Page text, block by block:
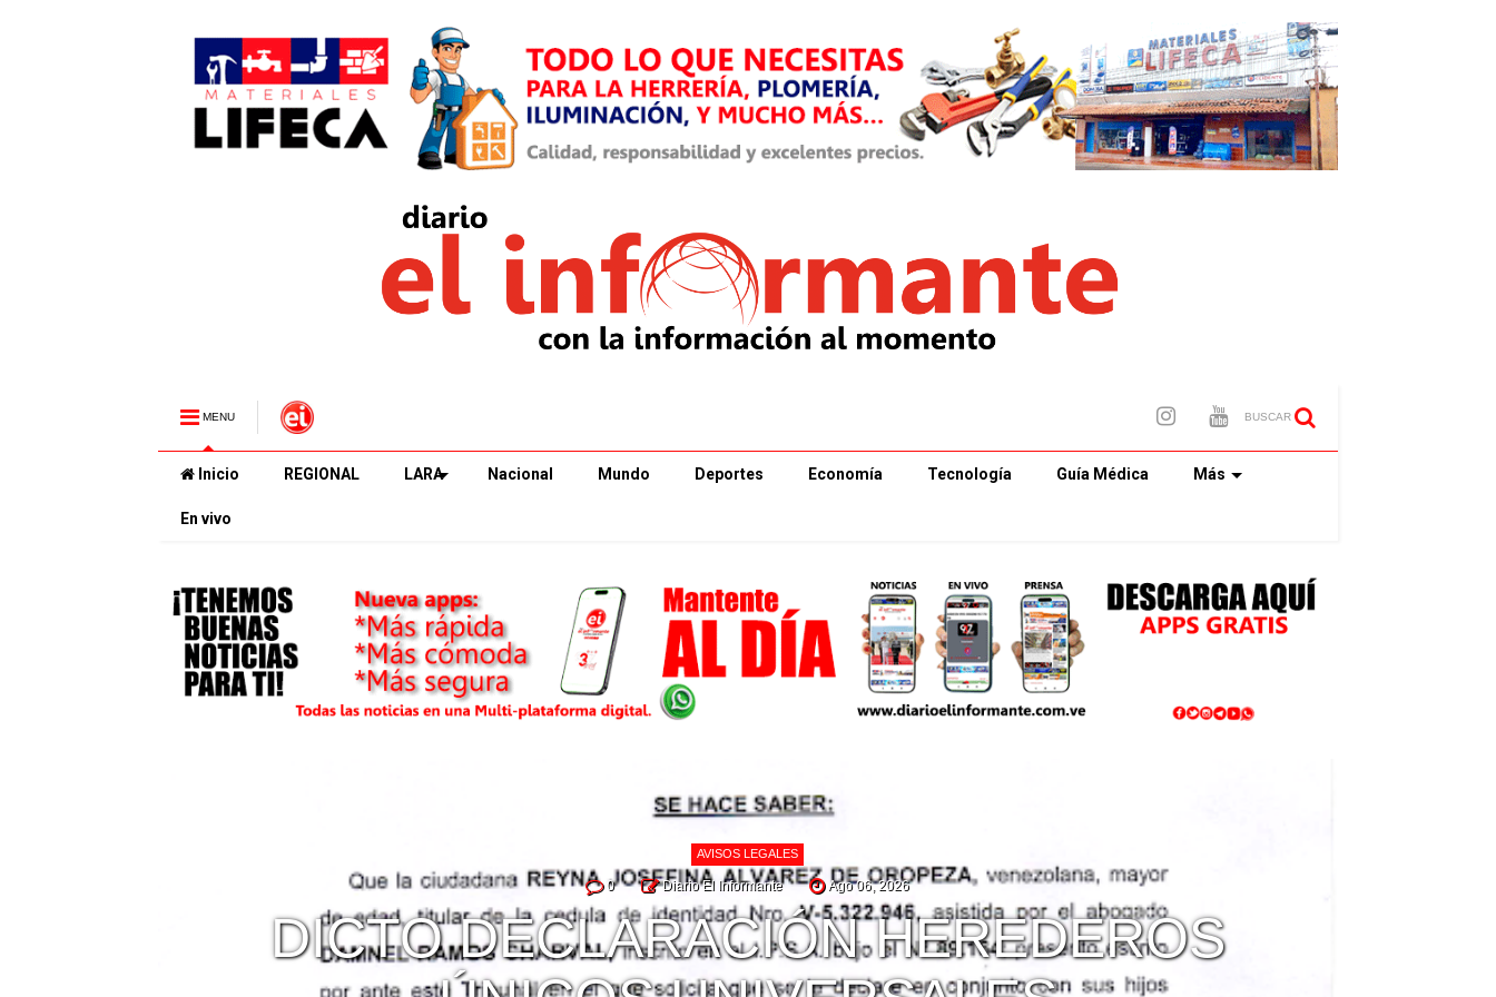
MENU BUSCAR
Inicio REGIONAL LARA Nacional Mundo Deportes Economía Tecnología Guía Médica Más
En vivo
AVISOS LEGALES
0 Diario El Informante Ago 06, 2026
DICTO DECLARACIÓN HEREDEROS